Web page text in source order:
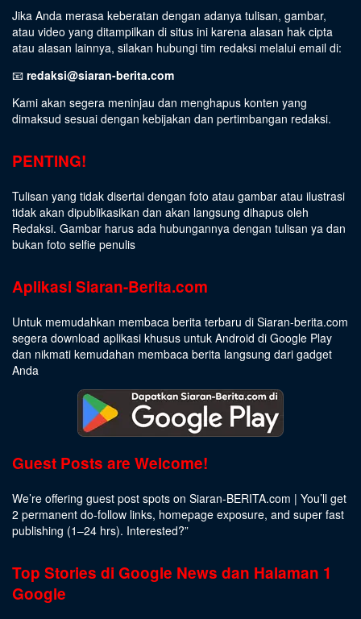
Jika Anda merasa keberatan dengan adanya tulisan, gambar,
atau video yang ditampilkan di situs ini karena alasan hak cipta
atau alasan lainnya, silakan hubungi tim redaksi melalui email di:
📧 redaksi@siaran-berita.com
Kami akan segera meninjau dan menghapus konten yang
dimaksud sesuai dengan kebijakan dan pertimbangan redaksi.
PENTING!
Tulisan yang tidak disertai dengan foto atau gambar atau ilustrasi
tidak akan dipublikasikan dan akan langsung dihapus oleh
Redaksi. Gambar harus ada hubungannya dengan tulisan ya dan
bukan foto selfie penulis
Aplikasi Siaran-Berita.com
Untuk memudahkan membaca berita terbaru di Siaran-berita.com
segera download aplikasi khusus untuk Android di Google Play
dan nikmati kemudahan membaca berita langsung dari gadget
Anda
Guest Posts are Welcome!
We’re offering guest post spots on Siaran-BERITA.com | You’ll get
2 permanent do-follow links, homepage exposure, and super fast
publishing (1–24 hrs). Interested?”
Top Stories di Google News dan Halaman 1
Google